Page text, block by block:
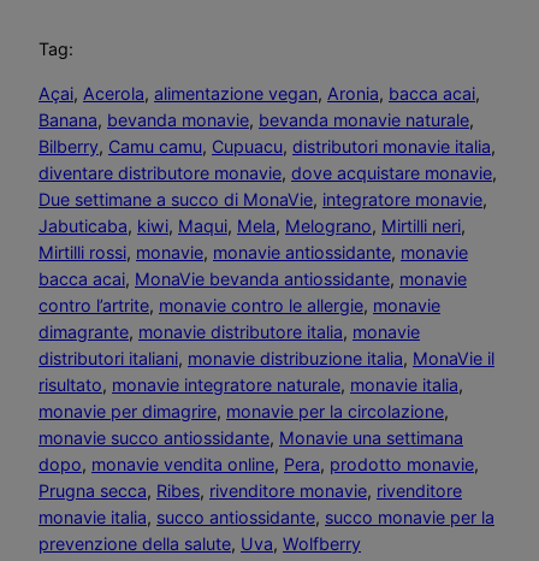
Tag:
Açai, Acerola, alimentazione vegan, Aronia, bacca acai
Banana, bevanda monavie, bevanda monavie naturale
Bilberry, Camu camu, Cupuacu, distributori monavie italia
diventare distributore monavie, dove acquistare monavie
Due settimane a succo di MonaVie, integratore monavie
Jabuticaba, kiwi, Maqui, Mela, Melograno, Mirtilli neri
Mirtilli rossi, monavie, monavie antiossidante, monavie
bacca acai, MonaVie bevanda antiossidante, monavie
contro l’artrite, monavie contro le allergie, monavie
dimagrante, monavie distributore italia, monavie
distributori italiani, monavie distribuzione italia, MonaVie il
risultato, monavie integratore naturale, monavie italia
monavie per dimagrire, monavie per la circolazione
monavie succo antiossidante, Monavie una settimana
dopo, monavie vendita online, Pera, prodotto monavie
Prugna secca, Ribes, rivenditore monavie, rivenditore
monavie italia, succo antiossidante, succo monavie per la
prevenzione della salute, Uva, Wolfberry